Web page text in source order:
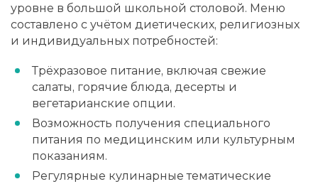
уровне в большой школьной столовой. Меню
составлено с учётом диетических, религиозных
и индивидуальных потребностей:
Трёхразовое питание, включая свежие
салаты, горячие блюда, десерты и
вегетарианские опции.
Возможность получения специального
питания по медицинским или культурным
показаниям.
Регулярные кулинарные тематические